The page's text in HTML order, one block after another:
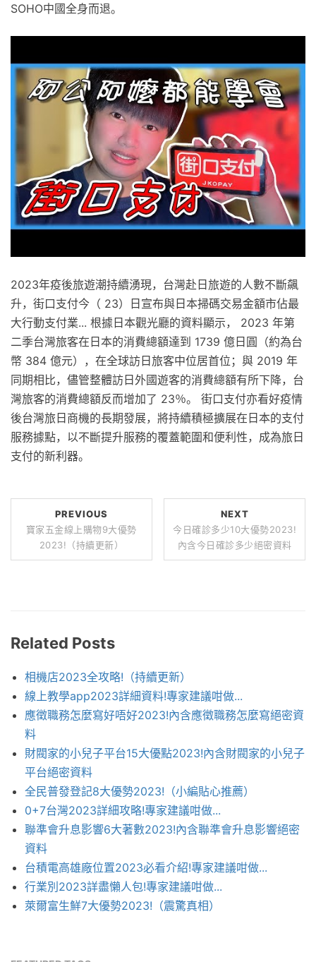
SOHO中國全身而退。
2023年疫後旅遊潮持續湧現，台灣赴日旅遊的人數不斷飆
升，街口支付今（ 23）日宣布與日本掃碼交易金額市佔最
大行動支付業... 根據日本觀光廳的資料顯示， 2023 年第
二季台灣旅客在日本的消費總額達到 1739 億日圓（約為台
幣 384 億元），在全球訪日旅客中位居首位；與 2019 年
同期相比，儘管整體訪日外國遊客的消費總額有所下降，台
灣旅客的消費總額反而增加了 23％。 街口支付亦看好疫情
後台灣旅日商機的長期發展，將持續積極擴展在日本的支付
服務據點，以不斷提升服務的覆蓋範圍和便利性，成為旅日
支付的新利器。
PREVIOUS
寶家五金線上購物9大優勢
2023!（持續更新）
NEXT
今日確診多少10大優勢2023!
內含今日確診多少絕密資料
Related Posts
相機店2023全攻略!（持續更新）
線上教學app2023詳細資料!專家建議咁做...
應徵職務怎麼寫好唔好2023!內含應徵職務怎麼寫絕密資
料
財閥家的小兒子平台15大優點2023!內含財閥家的小兒子
平台絕密資料
全民普發登記8大優勢2023!（小編貼心推薦）
0+7台灣2023詳細攻略!專家建議咁做...
聯準會升息影響6大著數2023!內含聯準會升息影響絕密
資料
台積電高雄廠位置2023必看介紹!專家建議咁做...
行業別2023詳盡懶人包!專家建議咁做...
萊爾富生鮮7大優勢2023!（震驚真相）